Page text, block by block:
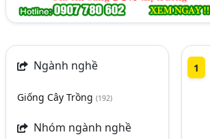
Ngành nghề
Giống Cây Trồng (192)
Nhóm ngành nghề
1